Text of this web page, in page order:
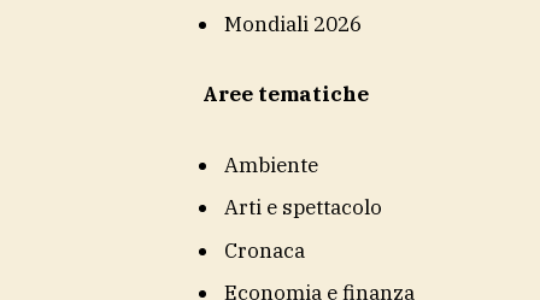
Mondiali 2026
Aree tematiche
Ambiente
Arti e spettacolo
Cronaca
Economia e finanza